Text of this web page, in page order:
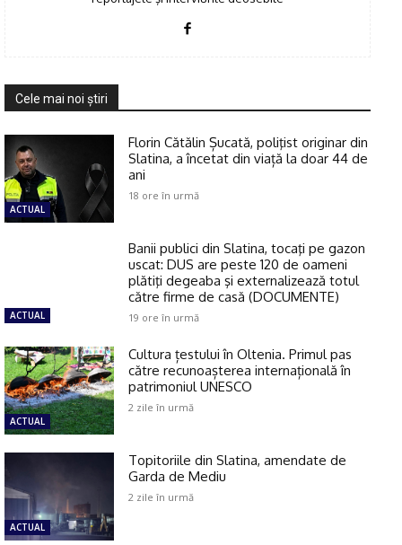
Cele mai noi ştiri
ACTUAL
Florin Cătălin Șucată, poliţist originar din
Slatina, a încetat din viață la doar 44 de
ani
18 ore în urmă
ACTUAL
Banii publici din Slatina, tocaţi pe gazon
uscat: DUS are peste 120 de oameni
plătiţi degeaba şi externalizează totul
către firme de casă (DOCUMENTE)
19 ore în urmă
ACTUAL
Cultura țestului în Oltenia. Primul pas
către recunoașterea internațională în
patrimoniul UNESCO
2 zile în urmă
ACTUAL
Topitoriile din Slatina, amendate de
Garda de Mediu
2 zile în urmă